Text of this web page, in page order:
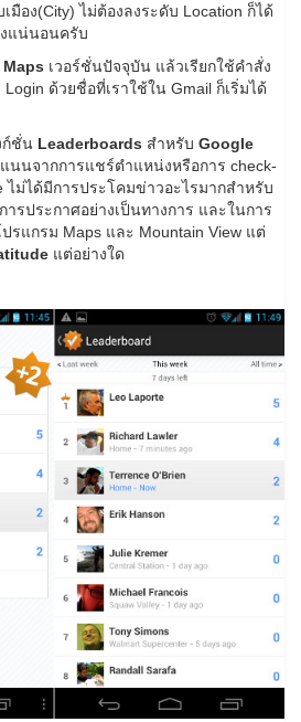
มือง(City) ไม่ต้องลงระดับ Location ก็ได้
แน่นอนครับ
เวอร์ชั่นปัจจุบัน แล้วเรียกใช้คำสั่ง
ด้วยชื่อที่เราใช้ใน Gmail ก็เริ่มได้
ก์ชั่น Leaderboards สำหรับ Google
นนจากการแชร์ตำแหน่งหรือการ check-
ไม่ได้มีการประโคมข่าวอะไรมากสำหรับ
รประกาศอย่างเป็นทางการ และในการ
รแกรม Maps และ Mountain View แต่
แต่อย่างใด